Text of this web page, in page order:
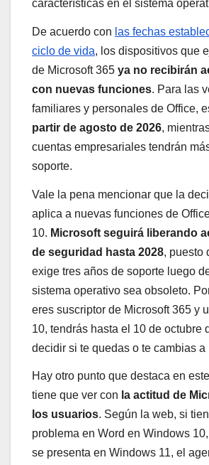
características en el sistema
De acuerdo con las fechas
ciclo de vida, los dispositivos que
de Microsoft 365 ya no recibirán
con nuevas funciones. Para las
familiares y personales de Office,
partir de agosto de 2026,
cuentas empresariales tendrán
soporte.
Vale la pena mencionar que la
aplica a nuevas funciones de
10. Microsoft seguirá liberando
de seguridad hasta 2028, puesto
exige tres años de soporte luego
sistema operativo sea obsoleto.
eres suscriptor de Microsoft 365 y
10, tendrás hasta el 10 de octubre
decidir si te quedas o te cambias a
Hay otro punto que destaca en
tiene que ver con la actitud de
los usuarios. Según la web, si
problema en Word en Windows
se presenta en Windows 11, el